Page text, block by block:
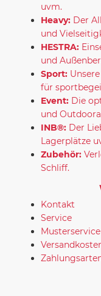
uvm.
Heavy: Der
und
HESTRA:
und
Sport:
für
Event: Die
und
INB®: Der
Lagerplätze
Zubehör:
Schliff.
Kontakt
Service
Musterservice